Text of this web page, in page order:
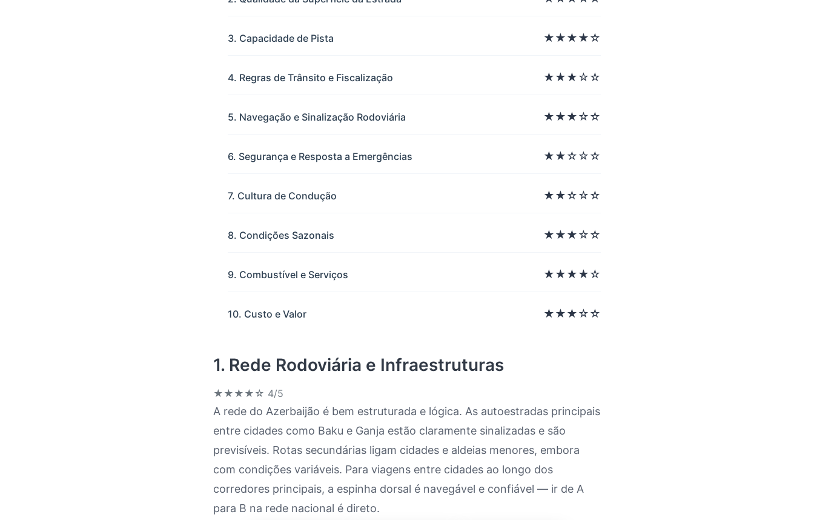
3. Capacidade de Pista ★★★★☆
4. Regras de Trânsito e Fiscalização ★★★☆☆
5. Navegação e Sinalização Rodoviária ★★★☆☆
6. Segurança e Resposta a Emergências ★★☆☆☆
7. Cultura de Condução ★★☆☆☆
8. Condições Sazonais ★★★☆☆
9. Combustível e Serviços ★★★★☆
10. Custo e Valor ★★★☆☆
1. Rede Rodoviária e Infraestruturas
★★★★☆ 4/5
A rede do Azerbaijão é bem estruturada e lógica. As autoestradas principais
entre cidades como Baku e Ganja estão claramente sinalizadas e são
previsíveis. Rotas secundárias ligam cidades e aldeias menores, embora
com condições variáveis. Para viagens entre cidades ao longo dos
corredores principais, a espinha dorsal é navegável e confiável — ir de A
para B na rede nacional é direto.